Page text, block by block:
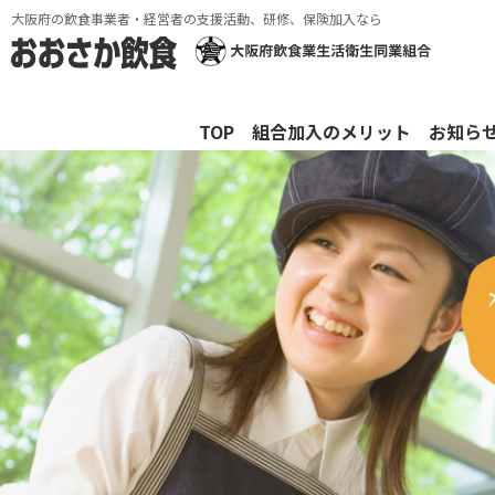
大阪府の飲食事業者・経営者の支援活動、研修、保険加入なら
TOP 組合加入のメリット お知ら